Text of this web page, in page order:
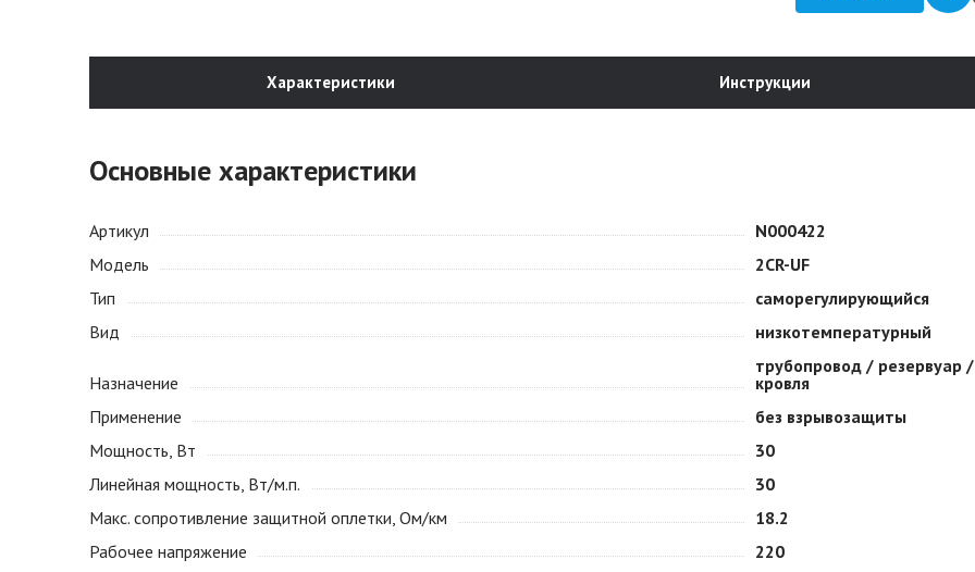
Характеристики Инструкции
Основные характеристики
Артикул
N000422
Модель
2CR-UF
Тип
саморегулирующийся
Вид
низкотемпературный
Назначение
трубопровод / резервуар /
кровля
Применение
без взрывозащиты
Мощность, Вт
30
Линейная мощность, Вт/м.п.
30
Макс. сопротивление защитной оплетки, Ом/км
18.2
Рабочее напряжение
220